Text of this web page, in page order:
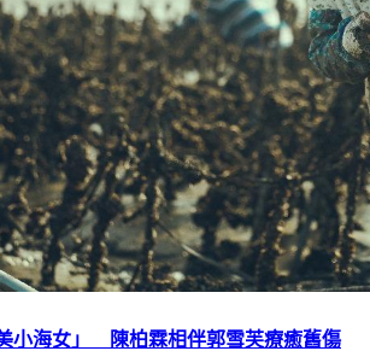
小海女」 陳柏霖相伴郭雪芙療癒舊傷